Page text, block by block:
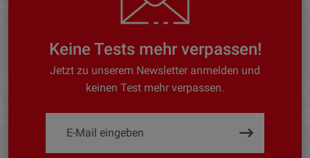
Keine Tests mehr verpassen!
Jetzt zu unserem Newsletter anmelden und
keinen Test mehr verpassen.